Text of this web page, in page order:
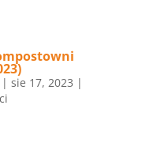
| sie 17, 2023 |